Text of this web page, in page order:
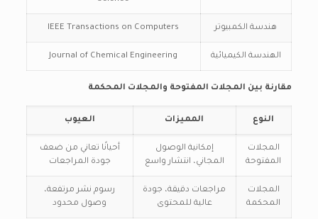
هندسة الكمبيوتر IEEE Transactions on Computers
الهندسة الكيميائية Journal of Chemical Engineering
مقارنة بين المجلات المفتوحة والمجلات المحكمة
النوع المميزات العيوب
المجلات
المفتوحة
إمكانية الوصول
المجاني، انتشار واسع
أحيانًا تعاني من ضعف
جودة المراجعات
المجلات
المحكمة
مراجعات دقيقة، جودة
عالية للمحتوى
رسوم نشر مرتفعة،
وصول محدود